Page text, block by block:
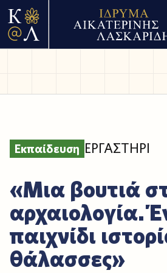
Εκπαίδευση ΕΡΓΑΣΤΗΡΙ
«Μια βουτιά
αρχαιολογία.
παιχνίδι
θάλασσες»